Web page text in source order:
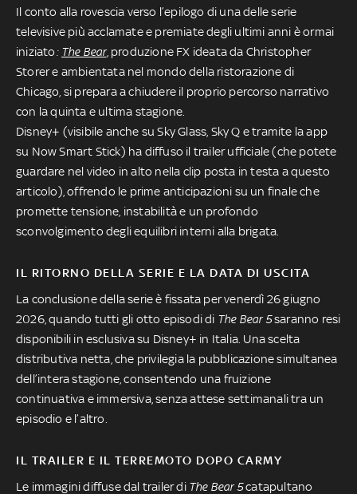
Il conto alla rovescia verso l’epilogo di una delle serie
televisive più acclamate e premiate degli ultimi anni è ormai
iniziato : The Bear, produzione FX ideata da Christopher
Storer e ambientata nel mondo della ristorazione di
Chicago, si prepara a chiudere il proprio percorso narrativo
con la quinta e ultima stagione.
Disney+ (visibile anche su Sky Glass, Sky Q e tramite la app
su Now Smart Stick) ha diffuso il trailer ufficiale (che potete
guardare nel video in alto nella clip posta in testa a questo
articolo), offrendo le prime anticipazioni su un finale che
promette tensione, instabilità e un profondo
sconvolgimento degli equilibri interni alla brigata.
IL RITORNO DELLA SERIE E LA DATA DI USCITA
La conclusione della serie è fissata per venerdì 26 giugno
2026, quando tutti gli otto episodi di The Bear 5saranno resi
disponibili in esclusiva su Disney+ in Italia. Una scelta
distributiva netta, che privilegia la pubblicazione simultanea
dell’intera stagione, consentendo una fruizione
continuativa e immersiva, senza attese settimanali tra un
episodio e l’altro.
IL TRAILER E IL TERREMOTO DOPO CARMY
Le immagini diffuse dal trailer di The Bear 5catapultano